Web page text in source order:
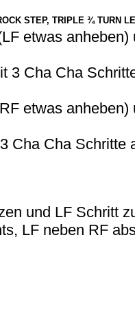
STEP, TRIPLE ¾ TURN
etwas
3 Cha Cha
etwas
Cha Cha Schritte
und LF Schritt
LF neben RF